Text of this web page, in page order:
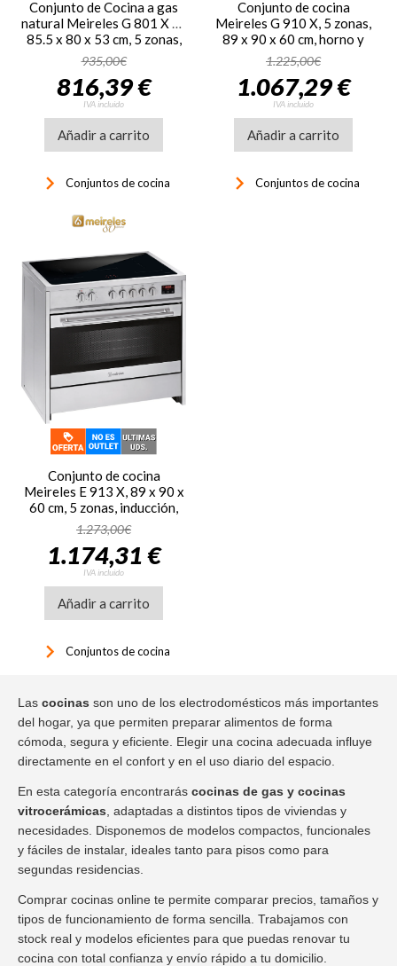
Conjunto de Cocina a gas
natural Meireles G 801 X NAT ST,
85.5 x 80 x 53 cm, 5 zonas,
horno a gas, clase A, 102
litros, inox
935,00€
816,39 €
IVA incluido
Añadir a carrito
keyboard_arrow_right Conjuntos de cocina
Conjunto de cocina
Meireles G 910 X, 5 zonas,
89 x 90 x 60 cm, horno y
grill a gas, gas butano y
propano, clase A, inox
1.225,00€
1.067,29 €
IVA incluido
Añadir a carrito
keyboard_arrow_right Conjuntos de cocina
Conjunto de cocina
Meireles E 913 X, 89 x 90 x
60 cm, 5 zonas, inducción,
horno eléctrico, clase A,
121 litros, inox
1.273,00€
1.174,31 €
IVA incluido
Añadir a carrito
keyboard_arrow_right Conjuntos de cocina
Las cocinas son uno de los electrodomésticos más importantes
del hogar, ya que permiten preparar alimentos de forma
cómoda, segura y eficiente. Elegir una cocina adecuada influye
directamente en el confort y en el uso diario del espacio.
En esta categoría encontrarás cocinas de gas y cocinas
vitrocerámicas , adaptadas a distintos tipos de viviendas y
necesidades. Disponemos de modelos compactos, funcionales
y fáciles de instalar, ideales tanto para pisos como para
segundas residencias.
Comprar cocinas online te permite comparar precios, tamaños y
tipos de funcionamiento de forma sencilla. Trabajamos con
stock real y modelos eficientes para que puedas renovar tu
cocina con total confianza y envío rápido a tu domicilio.